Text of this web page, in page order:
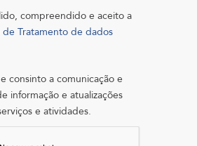
compreendido e aceito a
de Tratamento de dados
consinto a comunicação e
informação e atualizações
e atividades.